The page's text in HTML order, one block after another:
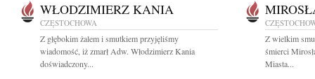
WŁODZIMIERZ KANIA
CZĘSTOCHOWA
Z głębokim żalem i smutkiem przyjęliśmy
wiadomość, iż zmarł Adw. Włodzimierz Kania
doświadczony...
Z wielkim
śmierci
Miasta...